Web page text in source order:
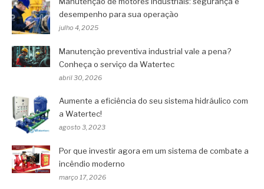
desempenho para sua operação
julho 4, 2025
Manutenção preventiva industrial vale a pena?
Conheça o serviço da Watertec
abril 30, 2026
Aumente a eficiência do seu sistema hidráulico com
a Watertec!
agosto 3, 2023
Por que investir agora em um sistema de combate a
incêndio moderno
março 17, 2026